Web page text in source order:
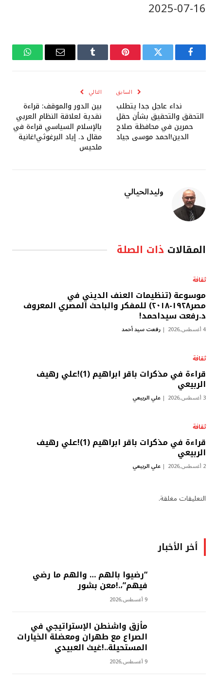
‎2025-‎07-‎16
فيسبوك تويتر بينتيريستTumblr
البريد
واتساب
السابق
نداء عاجل جدا يتطلب
التحقق والتحقيق بشأن حقل
حمرين في محافظة صلاح
الدين!احمد موسى جياد
التالي
بين الدور والموقف: قراءة
نقدية لعلاقة النظام العربي
بالإسلام السياسي قراءة في
مقال د. إياد البرغوثي!غانية
ملحيس
وليدالحيالي
المقالات ذات الصلة
ثقافة
موسوعة (تنظيمات العنف الديني في
مصر١٩٢٨-٢٠١٨) للمفكر والباحث المصري المعروف
د.رفعت سيداحمد!
4 أغسطس,2026 رفعت سيد أحمد
ثقافة
قراءة في مذكرات باقر ابراهيم (1)!علي رهيف
الربيعي
3 أغسطس,2026 علي الربيعي
ثقافة
قراءة في مذكرات باقر ابراهيم (1)!علي رهيف
الربيعي
2 أغسطس,2026 علي الربيعي
التعليقات مغلقة.
أخر الأخبار
“رضيوا بالهم … والهم ما رضي
فيهم”،.!معن بشور
9 أغسطس,2026
مأزق واشنطن الإستراتيجي في
الصراع مع طهران ومعضلة الخيارات
المستحيلة..!غيث العبيدي
9 أغسطس,2026